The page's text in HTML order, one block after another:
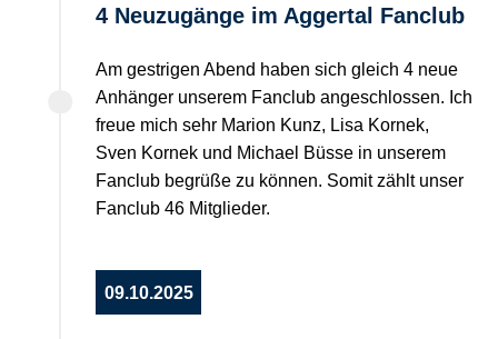
4 Neuzugänge im Aggertal Fanclub
Am gestrigen Abend haben sich gleich 4 neue
Anhänger unserem Fanclub angeschlossen. Ich
freue mich sehr Marion Kunz, Lisa Kornek,
Sven Kornek und Michael Büsse in unserem
Fanclub begrüße zu können. Somit zählt unser
Fanclub 46 Mitglieder.
09.10.2025